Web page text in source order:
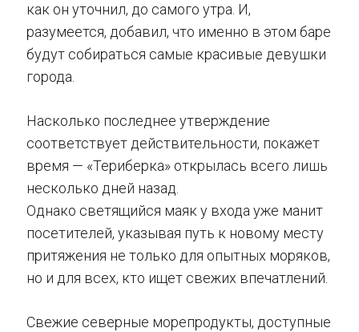
как он уточнил, до самого утра. И,
разумеется, добавил, что именно в этом баре
будут собираться самые красивые девушки
города.
Насколько последнее утверждение
соответствует действительности, покажет
время — «Териберка» открылась всего лишь
несколько дней назад.
Однако светящийся маяк у входа уже манит
посетителей, указывая путь к новому месту
притяжения не только для опытных моряков,
но и для всех, кто ищет свежих впечатлений.
Свежие северные морепродукты, доступные